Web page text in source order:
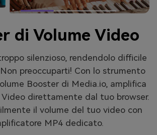
di Volume Video
silenzioso, rendendolo difficile
preoccuparti! Con lo strumento
Booster di Media.io, amplifica
direttamente dal tuo browser.
il volume del tuo video con
MP4 dedicato.